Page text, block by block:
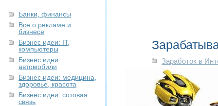
Банки, финансы
Все о рекламе и
бизнесе
Бизнес идеи: IT,
компьютеры
Бизнес идеи:
автомобили
Бизнес идеи: медицина,
здоровье, красота
Бизнес идеи: сотовая
связь
Заработок в